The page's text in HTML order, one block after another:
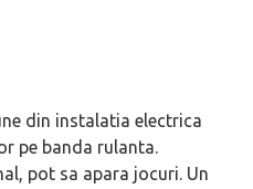
din in­stalatia electrica
pe banda rulanta.
pot sa apara jocuri. Un